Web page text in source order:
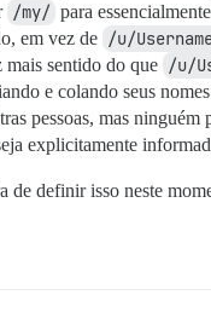
/my/ para
em vez de /u/
mais sentido do que /u/
e colando seus
pessoas, mas ninguém
explicitamente
de definir isso neste